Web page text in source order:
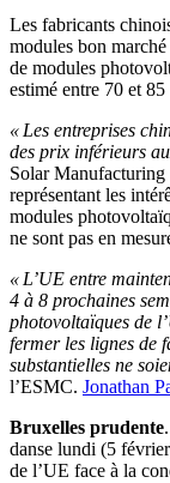
Les fabricants
modules bon
de modules
estimé entre 70 et
« Les entreprises
des prix inférieurs
Solar
représentant les
modules
ne sont pas en
« L’UE entre
4 à 8 prochaines
photovoltaïques de
fermer les lignes de
substantielles ne
l’ESMC. Jonathan
Bruxelles prudente
danse lundi (5
de l’UE face à la